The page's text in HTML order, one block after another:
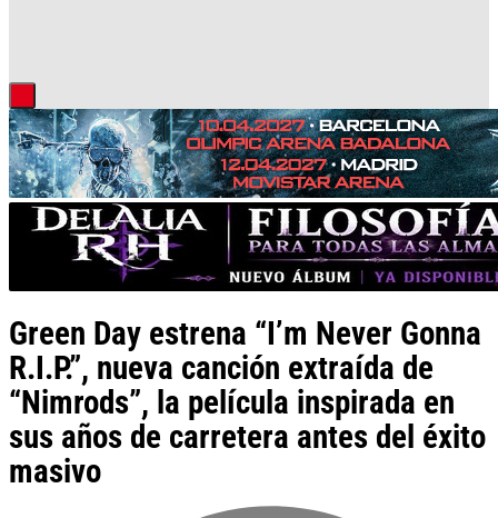
Green Day estrena “I’m Never Gonna
R.I.P.”, nueva canción extraída de
“Nimrods”, la película inspirada en
sus años de carretera antes del éxito
masivo